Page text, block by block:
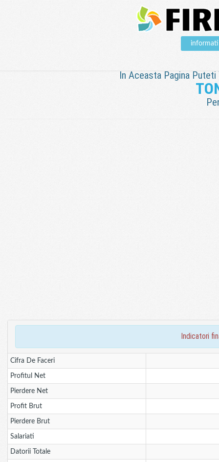
In Aceasta Pagina
indicatori
Cifra De Faceri
Profitul Net
Pierdere Net
Profit Brut
Pierdere Brut
Salariati
Datorii Totale